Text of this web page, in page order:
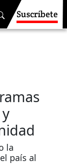
Suscríbete
la
país al